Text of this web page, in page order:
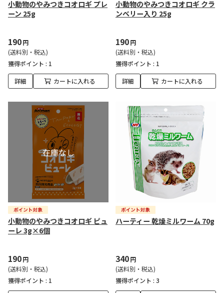
小動物のやみつきコオロギ プレ
ーン 25g
190円
(送料別・税込)
獲得ポイント : 1
詳細 カートに入れる
小動物のやみつきコオロギ クラ
ンベリー入り 25g
190円
(送料別・税込)
獲得ポイント : 1
詳細 カートに入れる
小動物のやみつきコオロギ ピュ
ーレ 3g×6個
190円
(送料別・税込)
獲得ポイント : 1
ハーティー 乾燥ミルワーム 70g
340円
(送料別・税込)
獲得ポイント : 3